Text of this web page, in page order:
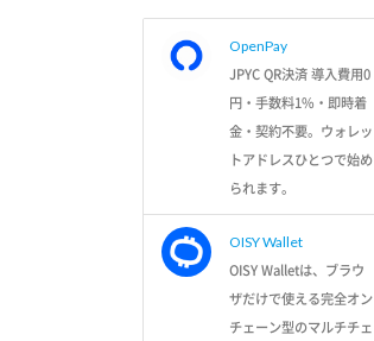
OpenPay
JPYC QR決済 導入費用0
円・手数料1%・即時着
金・契約不要。ウォレッ
トアドレスひとつで始め
られます。
OISY Wallet
OISY Walletは、ブラウ
ザだけで使える完全オン
チェーン型のマルチチェ